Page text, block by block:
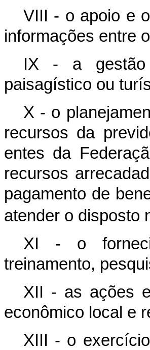
VIII - o apoio e
informações entre
IX - a gestão
paisagístico ou
X - o
recursos da
entes da
recursos
pagamento de
atender o disposto
XI - o
treinamento,
XII - as ações
econômico local e
XIII - o